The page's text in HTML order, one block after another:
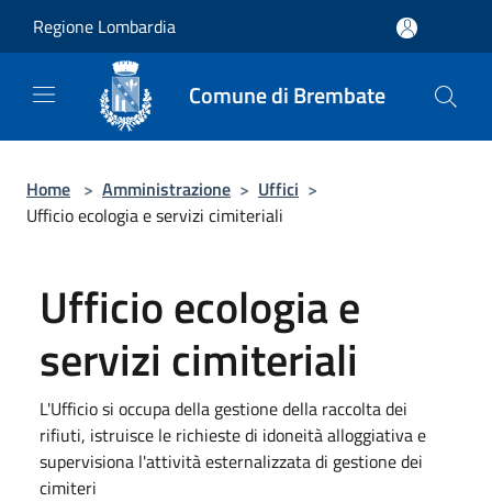
Regione Lombardia
Comune di Brembate
Home > Amministrazione > Uffici >
Ufficio ecologia e servizi cimiteriali
Ufficio ecologia e
servizi cimiteriali
L'Ufficio si occupa della gestione della raccolta dei
rifiuti, istruisce le richieste di idoneità alloggiativa e
supervisiona l'attività esternalizzata di gestione dei
cimiteri